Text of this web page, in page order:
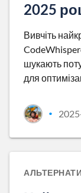
2025
Вивчіть
шукають
для
•